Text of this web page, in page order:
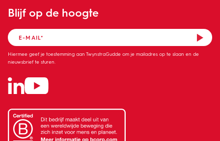
Blijf op de hoogte
Hiermee geef je toestemming aan TwynstraGudde om je mailadres op te slaan en de
nieuwsbrief te sturen.